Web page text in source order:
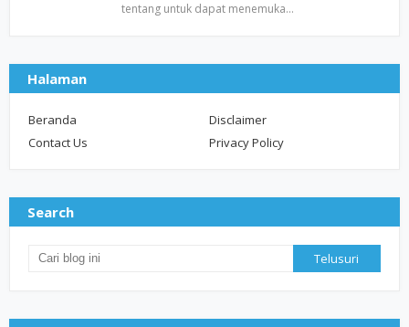
tentang untuk dapat menemuka…
Halaman
Beranda
Disclaimer
Contact Us
Privacy Policy
Search